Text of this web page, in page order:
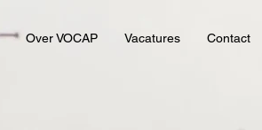
Over VOCAP Vacatures Contact